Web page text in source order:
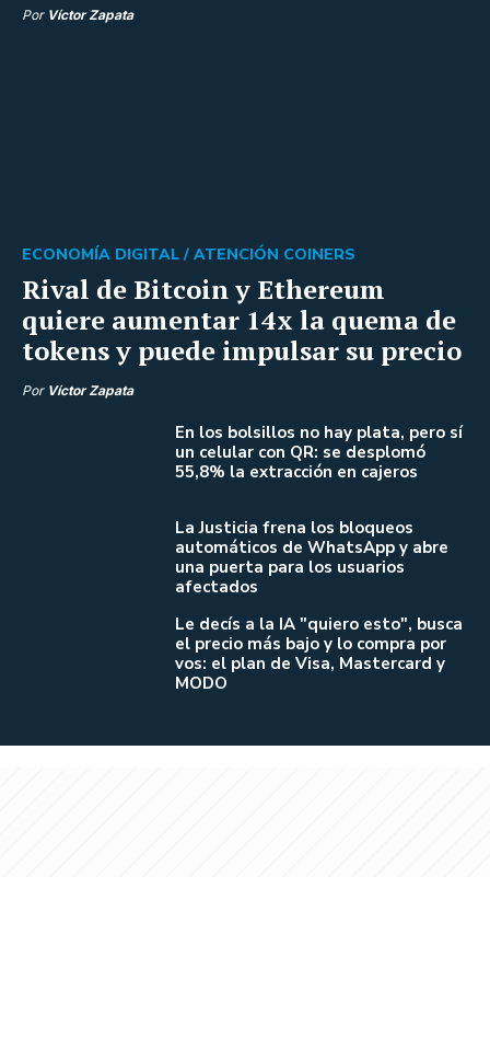
Por Víctor Zapata
Rival de Bitcoin y Ethereum
quiere aumentar 14x la quema de
tokens y puede impulsar su precio
ECONOMÍA DIGITAL / ATENCIÓN COINERS
Por Víctor Zapata
En los bolsillos no hay plata, pero sí
un celular con QR: se desplomó
55,8% la extracción en cajeros
La Justicia frena los bloqueos
automáticos de WhatsApp y abre
una puerta para los usuarios
afectados
Le decís a la IA "quiero esto", busca
el precio más bajo y lo compra por
vos: el plan de Visa, Mastercard y
MODO